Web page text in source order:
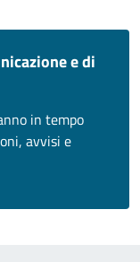
e di
in tempo
avvisi e